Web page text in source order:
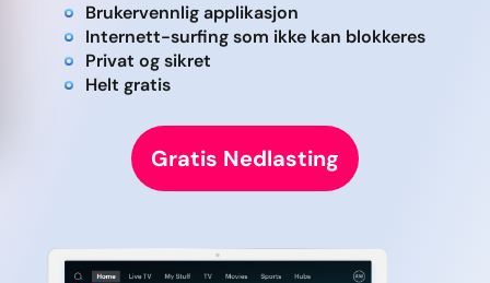
Brukervennlig applikasjon
Internett-surfing som ikke kan blokkeres
Privat og sikret
Helt gratis
Gratis Nedlasting